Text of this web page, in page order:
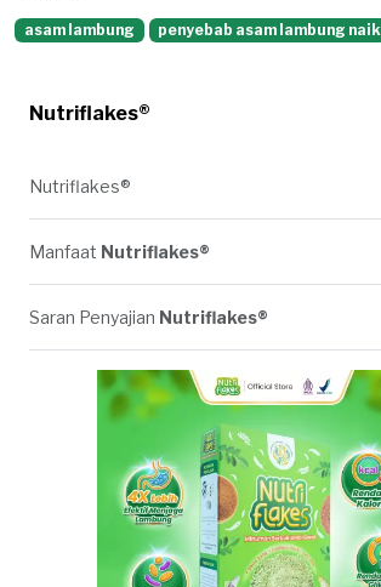
asam lambung penyebab asam lambung naik
Nutriflakes®
Nutriflakes®
Manfaat Nutriflakes®
Saran Penyajian Nutriflakes®